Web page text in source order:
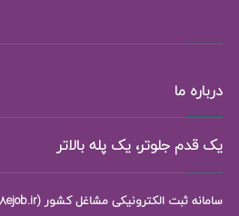
درباره ما
یک قدم جلوتر، یک پله بالاتر
سامانه ثبت الکترونیکی مشاغل کشور (118ejob.ir)